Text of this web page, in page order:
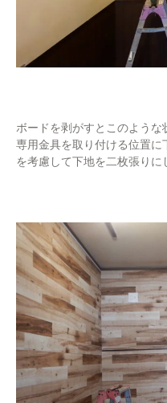
ボードを剥がすとこのような
専用金具を取り付ける位置に
を考慮して下地を二枚張りに